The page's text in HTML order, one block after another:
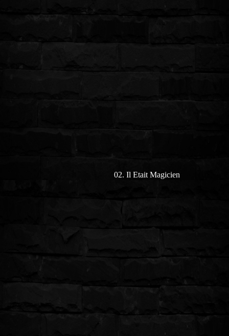
02. Il Etait Magicien